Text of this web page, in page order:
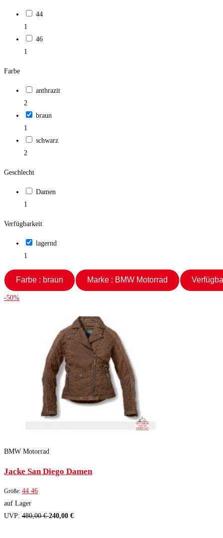
44
1
46
1
Farbe
anthrazit
2
braun
1
schwarz
2
Geschlecht
Damen
1
Verfügbarkeit
lagernd
1
Farbe : braun Marke : BMW Motorrad
-50%
BMW Motorrad
Jacke San Diego Damen
Größe: 44 46
auf Lager
UVP: 480,00 € 240,00 €